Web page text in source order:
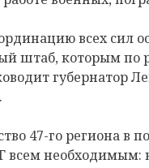
всех сил
штаб, которым
губернатор
47-го региона в
всем необходимым: